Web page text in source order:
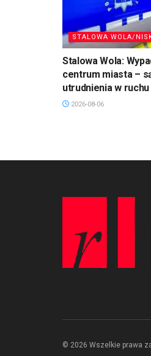
STALOWA WOLA/
Stalowa Wola:
centrum miasta –
utrudnienia w ruchu
2026-08-06
© 2026 Wszelkie prawa